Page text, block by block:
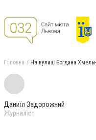
Головна На вулиці Богдана
Даниїл Задорожний
Журналіст